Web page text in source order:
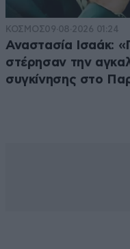
ΚΟΣΜΟΣ09·08·2026 01:24
Αναστασία Ισαάκ:
στέρησαν την
συγκίνησης στο